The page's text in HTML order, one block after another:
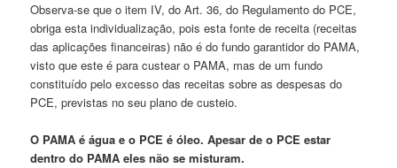
Observa-se que o item IV, do Art. 36, do Regulamento do PCE,
obriga esta individualização, pois esta fonte de receita (receitas
das aplicações financeiras) não é do fundo garantidor do PAMA,
visto que este é para custear o PAMA, mas de um fundo
constituído pelo excesso das receitas sobre as despesas do
PCE, previstas no seu plano de custeio.
O PAMA é água e o PCE é óleo. Apesar de o PCE estar
dentro do PAMA eles não se misturam.